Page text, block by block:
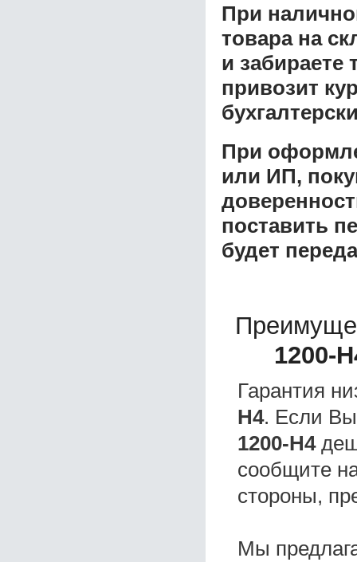
При
товара на
и забираете
привозит
При
или ИП,
поставить
будет
1200-
Гарантия
H4. Если
1200-H4
сообщите
стороны,
Мы